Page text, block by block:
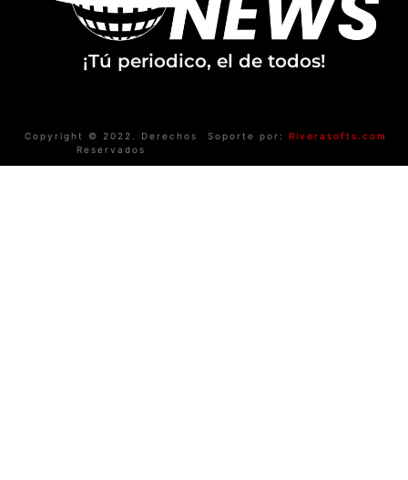
¡Tú periodico, el de todos!
Copyright © 2022. Derechos
Reservados
Soporte por: Riverasofts.com